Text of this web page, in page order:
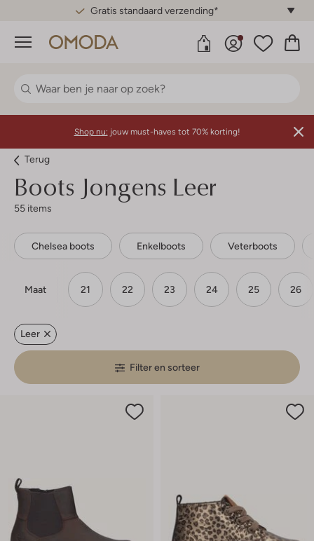
Gratis standaard verzending*
Menu
Shop nu: jouw must-haves tot 70% korting!
Terug
Boots Jongens Leer
55 items
Chelsea boots Enkelboots Veterboots
Maat 21 22 23 24 25 26
Leer
Filter en sorteer